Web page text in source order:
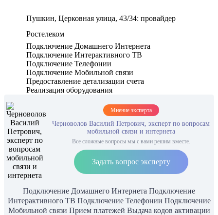
Пушкин, Церковная улица, 43/34: провайдер
Ростелеком
Подключение Домашнего Интернета
Подключение Интерактивного ТВ
Подключение Телефонии
Подключение Мобильной связи
Предоставление детализации счета
Реализация оборудования
Мнение эксперта
Черноволов Василий Петрович, эксперт по вопросам
мобильной связи и интернета
Все сложные вопросы мы с вами решим вместе.
Задать вопрос эксперту
Подключение Домашнего Интернета Подключение
Интерактивного ТВ Подключение Телефонии Подключение
Мобильной связи Прием платежей Выдача кодов активации